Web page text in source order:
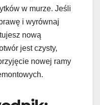
w murze. Jeśli
i wyrównaj
nową
jest czysty,
nowej ramy